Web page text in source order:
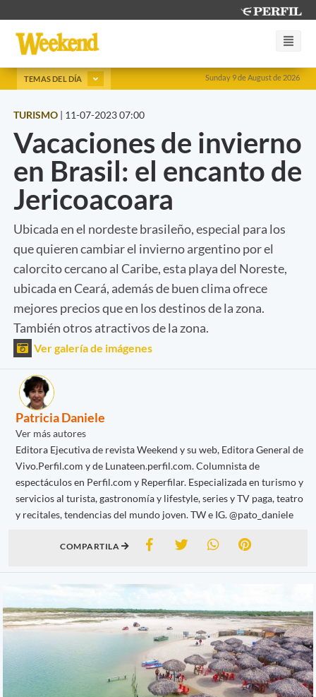
Sunday 9 de August de 2026
TEMAS DEL DÍA
TURISMO | 11-07-2023 07:00
Vacaciones de invierno
en Brasil: el encanto de
Jericoacoara
Ubicada en el nordeste brasileño, especial para los
que quieren cambiar el invierno argentino por el
calorcito cercano al Caribe, esta playa del Noreste,
ubicada en Ceará, además de buen clima ofrece
mejores precios que en los destinos de la zona.
También otros atractivos de la zona.
Ver galería de imágenes
Patricia Daniele
Ver más autores
Editora Ejecutiva de revista Weekend y su web, Editora General de
Vivo.Perfil.com y de Lunateen.perfil.com. Columnista de
espectáculos en Perfil.com y Reperfilar. Especializada en turismo y
servicios al turista, gastronomía y lifestyle, series y TV paga, teatro
y recitales, tendencias del mundo joven. TW e IG. @pato_daniele
COMPARTILA